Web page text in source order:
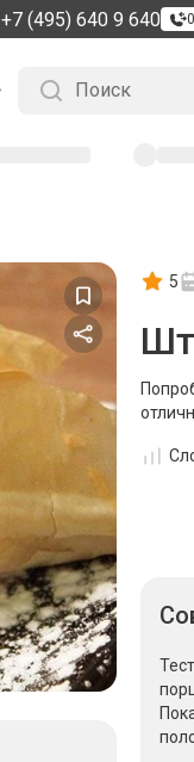
+7 (495) 640 9 640
5